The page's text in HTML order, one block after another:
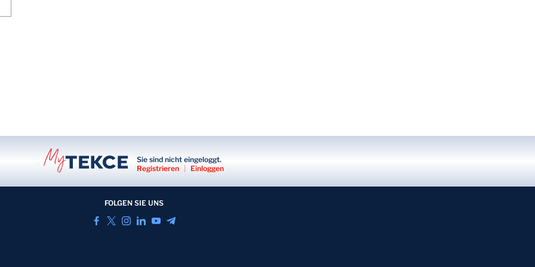
Sie sind nicht eingeloggt.
Registrieren
Einloggen
FOLGEN SIE UNS